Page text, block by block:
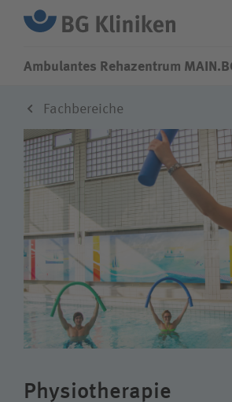
Fachbereiche
Über uns
Karriere
Wie können wir Ihnen helfen?
Ambulantes Rehazentrum
Fachbereiche
Physiotherapie